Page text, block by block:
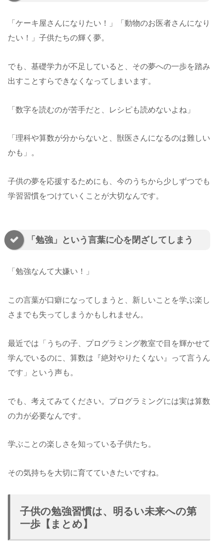
「ケーキ屋さんになりたい！」「動物のお医者さんになり
たい！」子供たちの輝く夢。
でも、基礎学力が不足していると、その夢への一歩を踏み
出すことすらできなくなってしまいます。
「数字を読むのが苦手だと、レシピも読めないよね」
「理科や算数が分からないと、獣医さんになるのは難しい
かも」。
子供の夢を応援するためにも、今のうちから少しずつでも
学習習慣をつけていくことが大切なんです。
「勉強」という言葉に心を閉ざしてしまう
「勉強なんて大嫌い！」
この言葉が口癖になってしまうと、新しいことを学ぶ楽し
さまでも失ってしまうかもしれません。
最近では「うちの子、プログラミング教室で目を輝かせて
学んでいるのに、算数は『絶対やりたくない』って言うん
です」という声も。
でも、考えてみてください。プログラミングには実は算数
の力が必要なんです。
学ぶことの楽しさを知っている子供たち。
その気持ちを大切に育てていきたいですね。
子供の勉強習慣は、明るい未来への第
一歩【まとめ】